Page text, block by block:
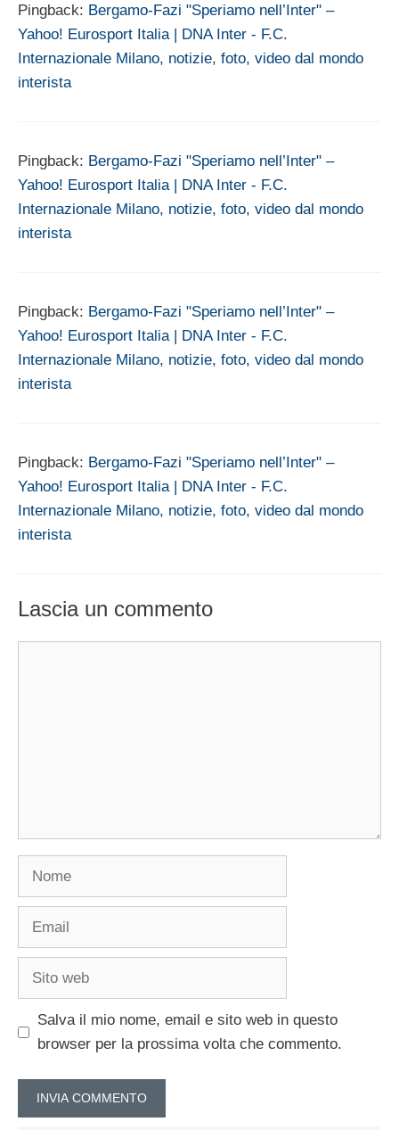
Pingback: Bergamo-Fazi "Speriamo nell’Inter" –
Yahoo! Eurosport Italia | DNA Inter - F.C.
Internazionale Milano, notizie, foto, video dal mondo
interista
Pingback: Bergamo-Fazi "Speriamo nell’Inter" –
Yahoo! Eurosport Italia | DNA Inter - F.C.
Internazionale Milano, notizie, foto, video dal mondo
interista
Pingback: Bergamo-Fazi "Speriamo nell’Inter" –
Yahoo! Eurosport Italia | DNA Inter - F.C.
Internazionale Milano, notizie, foto, video dal mondo
interista
Pingback: Bergamo-Fazi "Speriamo nell’Inter" –
Yahoo! Eurosport Italia | DNA Inter - F.C.
Internazionale Milano, notizie, foto, video dal mondo
interista
Lascia un commento
Nome
Email
Sito
Salva il mio nome, email e sito web in questo
browser per la prossima volta che commento.